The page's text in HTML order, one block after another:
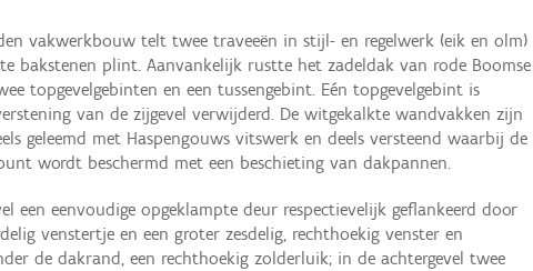
vakwerkbouw telt twee traveeën in stijl- en regelwerk (eik en olm)
bakstenen plint. Aanvankelijk rustte het zadeldak van rode Boomse
topgevelgebinten en een tussengebint. Eén topgevelgebint is
van de zijgevel verwijderd. De witgekalkte wandvakken zijn
geleemd met Haspengouws vitswerk en deels versteend waarbij de
wordt beschermd met een beschieting van dakpannen.
een eenvoudige opgeklampte deur respectievelijk geflankeerd door
venstertje en een groter zesdelig, rechthoekig venster en
de dakrand, een rechthoekig zolderluik; in de achtergevel twee